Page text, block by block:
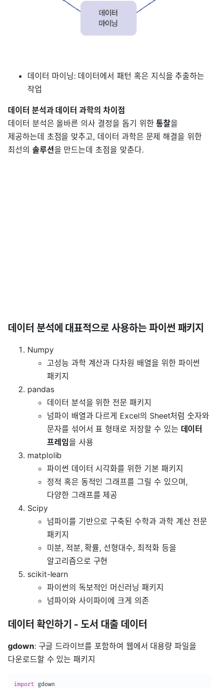
데이터 마이닝: 데이터에서 패턴 혹은 지식을 추출하는
작업
데이터 분석과 데이터 과학의 차이점
데이터 분석은 올바른 의사 결정을 돕기 위한통찰을
제공하는데 초점을 맞추고, 데이터 과학은 문제 해결을 위한
최선의 솔루션을 만드는데 초점을 맞춘다.
데이터 분석에 대표적으로 사용하는 파이썬 패키지
Numpy
고성능 과학 계산과 다차원 배열을 위한 파이썬
패키지
pandas
데이터 분석을 위한 전문 패키지
넘파이 배열과 다르게 Excel의 Sheet처럼 숫자와
문자를 섞어서 표 형태로 저장할 수 있는 데이터
프레임을 사용
matplolib
파이썬 데이터 시각화를 위한 기본 패키지
정적 혹은 동적인 그래프를 그릴 수 있으며,
다양한 그래프를 제공
Scipy
넘파이를 기반으로 구축된 수학과 과학 계산 전문
패키지
미분, 적분, 확률, 선형대수, 최적화 등을
알고리즘으로 구현
scikit-learn
파이썬의 독보적인 머신러닝 패키지
넘파이와 사이파이에 크게 의존
데이터 확인하기 - 도서 대출 데이터
gdown: 구글 드라이브를 포함하여 웹에서 대용량 파일을
다운로드할 수 있는 패키지
import gdown